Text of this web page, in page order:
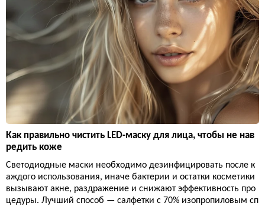
Как правильно чистить LED-маску для лица, чтобы не нав
редить коже
Светодиодные маски необходимо дезинфицировать после к
аждого использования, иначе бактерии и остатки косметики
вызывают акне, раздражение и снижают эффективность про
цедуры. Лучший способ — салфетки с 70% изопропиловым сп